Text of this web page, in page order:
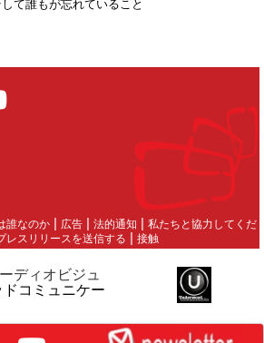
て誰もが忘れていること
誰なのか | 広告 | 法的通知 | 私たちと協力してくだ
レスリリースを送信する | 接触
ディオビジュ
コミュニケー